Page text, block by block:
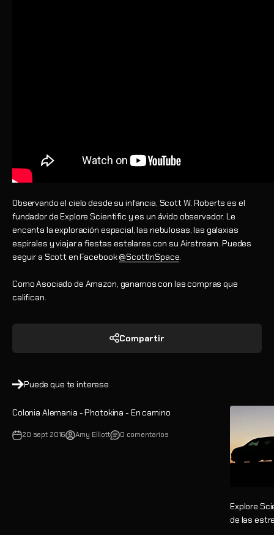
Observando el cielo desde su infancia, Scott W. Roberts es el
fundador de Explore Scientific y es un ávido observador. Le
encanta la exploración espacial, las nebulosas, las galaxias
espirales y viajar a fiestas estelares con su Airstream. Puedes
seguir a Scott en Facebook@ScottInSpace.
Como Asociado de Amazon, ganamos con las compras que
califican.
Compartir
Puede que te interese
Colonia Alemania - Photokina - En camino
20 sept 2016 Amy Elliott 0 comentarios
Explore
de las